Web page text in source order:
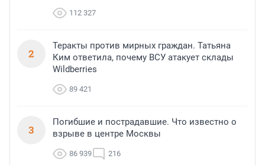
112 327
2
Теракты против мирных граждан. Татьяна
Ким ответила, почему ВСУ атакует склады
Wildberries
89 421
3
Погибшие и пострадавшие. Что известно о
взрыве в центре Москвы
86 939 216